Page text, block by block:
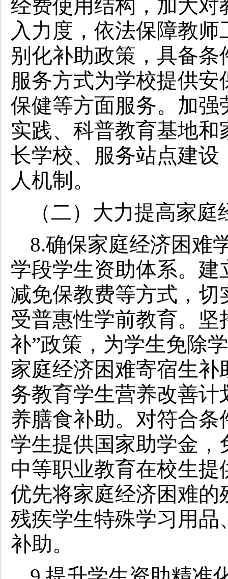
经费使用结构，加大
入力度，依法保障教
别化补助政策，具备
服务方式为学校提供
保健等方面服务。加
实践、科普教育基地
长学校、服务站点建
人机制。
（二）大力提高家
8.确保家庭经济困难
学段学生资助体系。
减免保教费等方式，
受普惠性学前教育。
补”政策，为学生免除
家庭经济困难寄宿生
务教育学生营养改善
养膳食补助。对符合
学生提供国家助学金
中等职业教育在校生
优先将家庭经济困难
残疾学生特殊学习用
补助。